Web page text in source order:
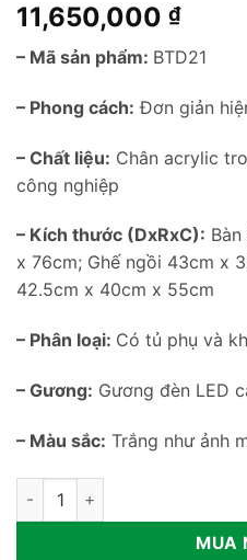
11,650,000 ₫
– Mã sản phẩm: BTD21
– Phong cách: Đơn giản
– Chất liệu: Chân acrylic
công nghiệp
– Kích thước (DxRxC):
x 76cm; Ghế ngồi 43cm x
42.5cm x 40cm x 55cm
– Phân loại: Có tủ phụ và
– Gương: Gương đèn LED
– Màu sắc: Trắng như ảnh
Bàn trang điểm đá phiến cao
MUA